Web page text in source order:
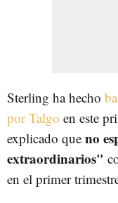
Sterling ha hecho
por Talgo en este
explicado que no
extraordinarios"
en el primer